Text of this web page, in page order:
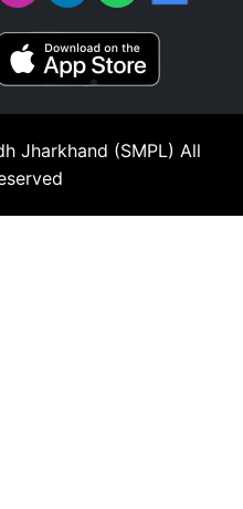
Jharkhand (SMPL) All